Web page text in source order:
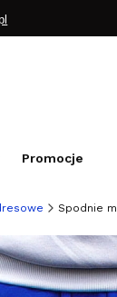
Promocje
Spodnie